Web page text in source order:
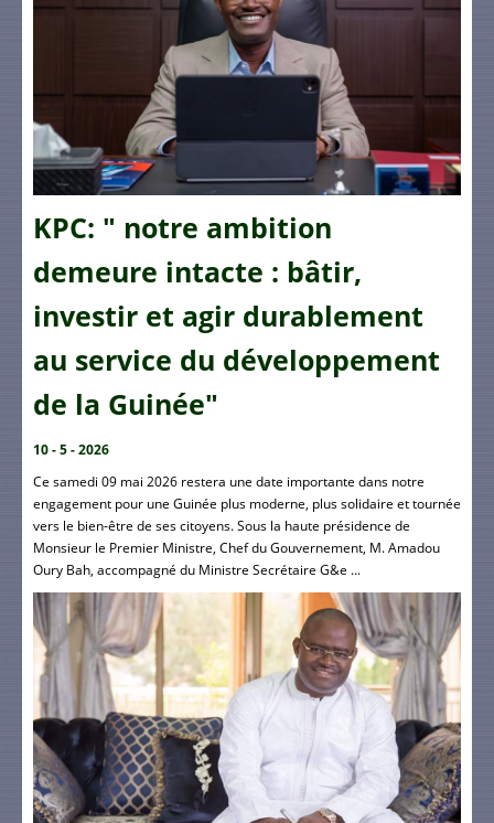
KPC: " notre ambition
demeure intacte : bâtir,
investir et agir durablement
au service du développement
de la Guinée"
10 - 5 - 2026
Ce samedi 09 mai 2026 restera une date importante dans notre
engagement pour une Guinée plus moderne, plus solidaire et tournée
vers le bien-être de ses citoyens. Sous la haute présidence de
Monsieur le Premier Ministre, Chef du Gouvernement, M. Amadou
Oury Bah, accompagné du Ministre Secrétaire G&e ...